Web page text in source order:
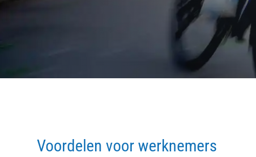
Voordelen voor werknemers